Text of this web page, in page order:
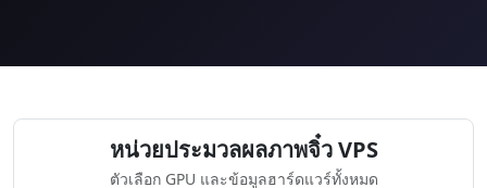
หน่วยประมวลผลภาพจิ๋ว VPS
ตัวเลือก GPU และข้อมูลฮาร์ดแวร์ทั้งหมด